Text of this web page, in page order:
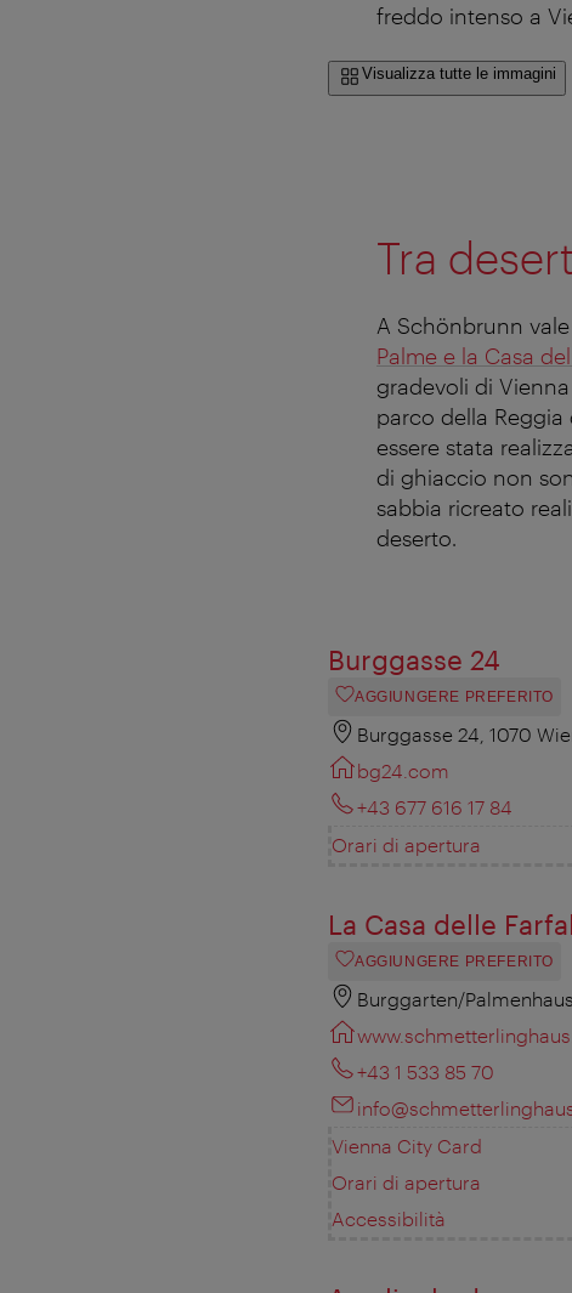
freddo intenso a
Visualizza tutte le immagini
Tra
A Schönbrunn
Palme e la Casa
gradevoli di
parco della
essere stata
di ghiaccio non
sabbia ricreato
deserto.
Burggasse 24
AGGIUNGERE PREFERITO
Burggasse 24, 1070
bg24.com
+43 677 616 17 84
Orari di apertura
La Casa delle
AGGIUNGERE PREFERITO
Burggarten/
+43 1 533 85 70
Vienna City Card
Orari di apertura
Accessibilità